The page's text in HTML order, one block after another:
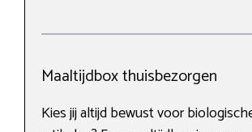
Maaltijdbox thuisbezorgen
Kies jij altijd bewust voor